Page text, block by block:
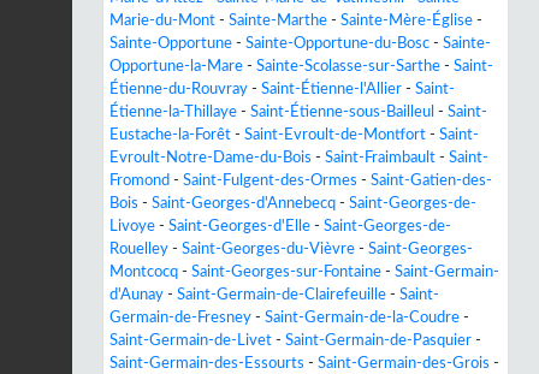
Marie-du-Mont - Sainte-Marthe - Sainte-Mère-Église -
Sainte-Opportune - Sainte-Opportune-du-Bosc - Sainte-
Opportune-la-Mare - Sainte-Scolasse-sur-Sarthe - Saint-
Étienne-du-Rouvray - Saint-Étienne-l'Allier - Saint-
Étienne-la-Thillaye - Saint-Étienne-sous-Bailleul - Saint-
Eustache-la-Forêt - Saint-Evroult-de-Montfort - Saint-
Evroult-Notre-Dame-du-Bois - Saint-Fraimbault - Saint-
Fromond - Saint-Fulgent-des-Ormes - Saint-Gatien-des-
Bois - Saint-Georges-d'Annebecq - Saint-Georges-de-
Livoye - Saint-Georges-d'Elle - Saint-Georges-de-
Rouelley - Saint-Georges-du-Vièvre - Saint-Georges-
Montcocq - Saint-Georges-sur-Fontaine - Saint-Germain-
d'Aunay - Saint-Germain-de-Clairefeuille - Saint-
Germain-de-Fresney - Saint-Germain-de-la-Coudre -
Saint-Germain-de-Livet - Saint-Germain-de-Pasquier -
Saint-Germain-des-Essourts - Saint-Germain-des-Grois -